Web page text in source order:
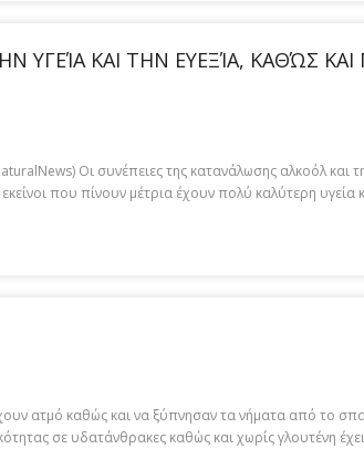
ΚΑΙ ΤΗΝ ΕΥΕΞΊΑ, ΚΑΘΏΣ ΚΑΙ
Οι συνέπειες της κατανάλωσης αλκοόλ και
που πίνουν μέτρια έχουν πολύ καλύτερη υγεία
ατμό καθώς και να ξύπνησαν τα νήματα από το
σε υδατάνθρακες καθώς και χωρίς γλουτένη έχει